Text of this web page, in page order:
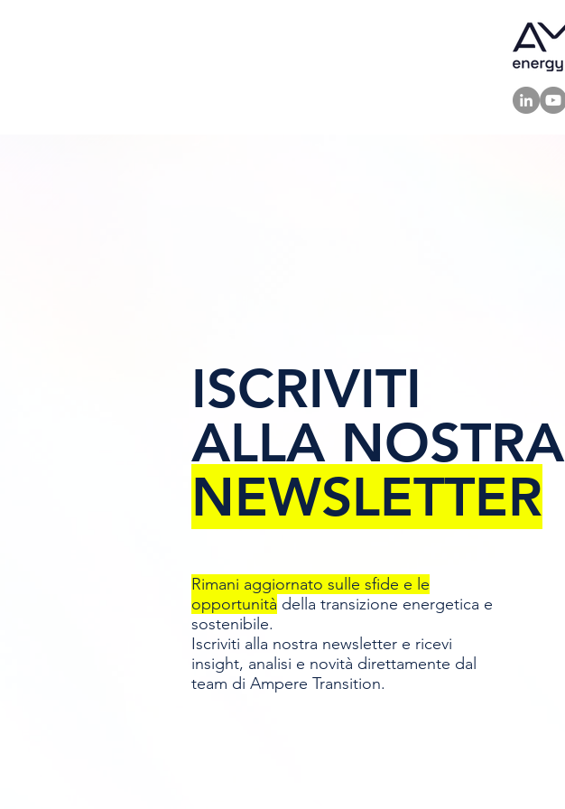
ISCRIVITI
ALLA NOSTRA
NEWSLETTER
Rimani aggiornato sulle sfide e le
opportunità della transizione energetica e
sostenibile.
Iscriviti alla nostra newsletter e ricevi
insight, analisi e novità direttamente dal
team di Ampere Transition.